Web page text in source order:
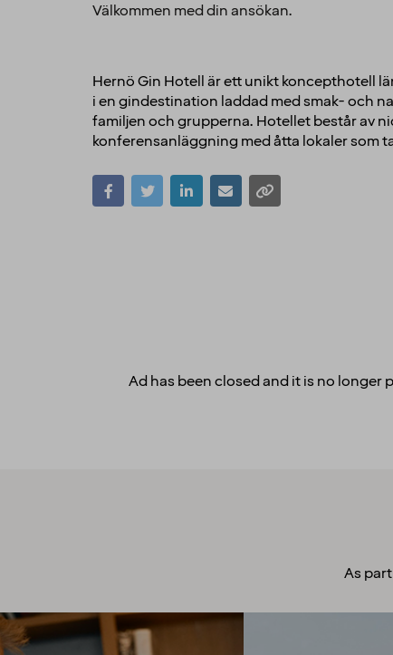
Välkommen med din ansökan.
Hernö Gin Hotell är ett unikt koncepthotell
i en gindestination laddad med smak- och
familjen och grupperna. Hotellet består av
konferensanläggning med åtta lokaler som
Ad has been closed and it is no longer
As